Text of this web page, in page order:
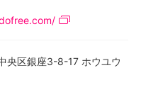
央区銀座3-8-17 ホウユウ